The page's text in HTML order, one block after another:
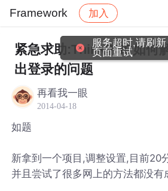
Framework 加入
社区 Framework 帖子详情
紧急求助:ThinkPHP如何
出登录的问题
再看我一眼
2014-04-18
如题
新拿到一个项目,调整设置,目前20
并且尝试了很多网上的方法都没有
服务超时,请刷新
页面重试